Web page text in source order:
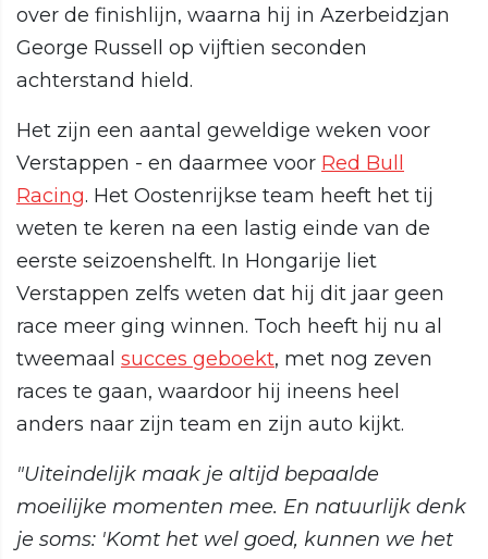
over de finishlijn, waarna hij in Azerbeidzjan
George Russell op vijftien seconden
achterstand hield.
Het zijn een aantal geweldige weken voor
Verstappen - en daarmee voor Red Bull
Racing. Het Oostenrijkse team heeft het tij
weten te keren na een lastig einde van de
eerste seizoenshelft. In Hongarije liet
Verstappen zelfs weten dat hij dit jaar geen
race meer ging winnen. Toch heeft hij nu al
tweemaal succes geboekt, met nog zeven
races te gaan, waardoor hij ineens heel
anders naar zijn team en zijn auto kijkt.
"Uiteindelijk maak je altijd bepaalde
moeilijke momenten mee. En natuurlijk denk
je soms: 'Komt het wel goed, kunnen we het